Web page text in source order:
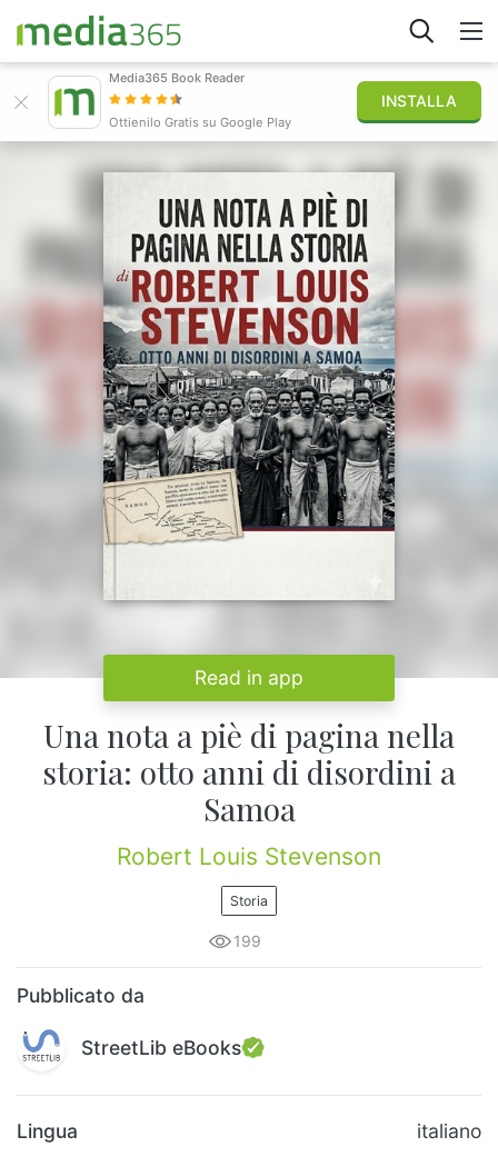
Accedi
Pubblica
Media365 Book Reader
Ottienilo Gratis su Google Play
INSTALLA
Read in app
Una nota a piè di pagina nella
storia: otto anni di disordini a
Samoa
Robert Louis Stevenson
Storia
199
Pubblicato da
StreetLib eBooks
Lingua
italiano